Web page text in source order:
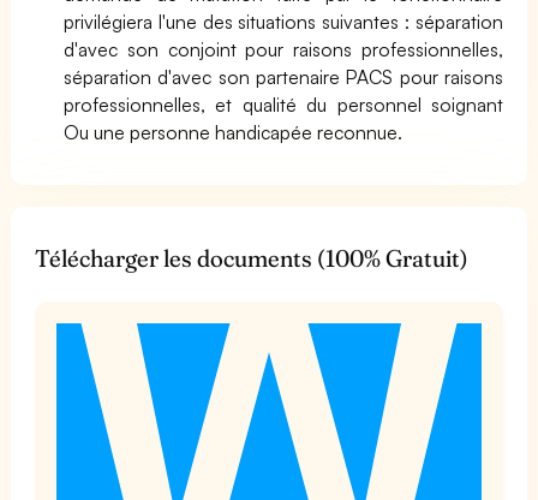
privilégiera l'une des situations suivantes : séparation
d'avec son conjoint pour raisons professionnelles,
séparation d'avec son partenaire PACS pour raisons
professionnelles, et qualité du personnel soignant
Ou une personne handicapée reconnue.
Télécharger les documents (100% Gratuit)